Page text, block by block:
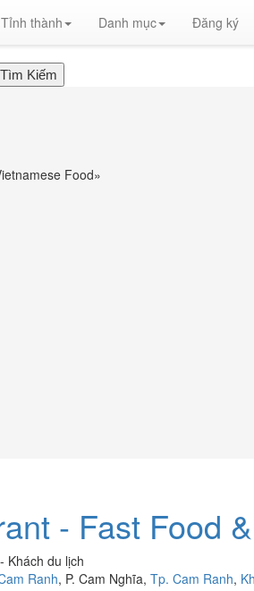
Tỉnh thành Danh mục Đăng ký
Food»
- Fast Food
- Khách du lịch
Ranh, P. Cam Nghĩa, Tp. Cam Ranh,